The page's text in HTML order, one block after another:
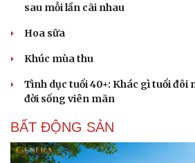
sau mỗi lần cãi nhau
Hoa sữa
Khúc mùa thu
Tình dục tuổi 40+: Khác gì tuổi đôi
đời sống viên mãn
BẤT ĐỘNG SẢN